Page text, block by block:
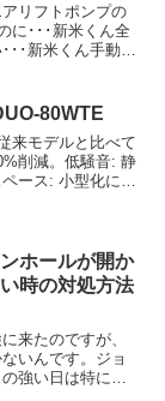
リフトポンプの
に･･･新米くん全
･･新米くん手動逆
･･･ジョータロー
80WTE
来モデルと比べて
削減。低騒音: 静
ース: 小型化によ
ホールが開か
時の対処方法
来たのですが、
いんです。ジョ
強い日は特に開